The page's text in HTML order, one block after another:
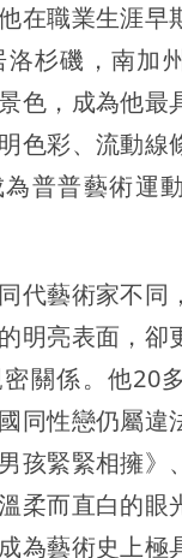
在職業生涯早
杉磯，南加
色，成為他最
色彩、流動線
普普藝術運
代藝術家不同
明亮表面，卻
關係。他20
同性戀仍屬違
孩緊緊相擁》
柔而直白的眼
為藝術史上極